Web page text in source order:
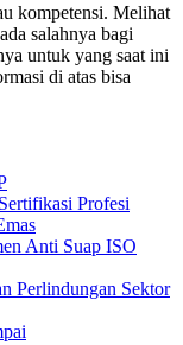
kompetensi. Melihat
salahnya bagi
untuk yang saat ini
di atas bisa
Profesi
Anti Suap ISO
Perlindungan Sektor